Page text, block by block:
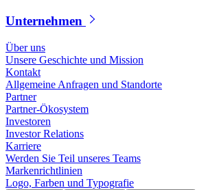
Unternehmen
Über uns
Unsere Geschichte und Mission
Kontakt
Allgemeine Anfragen und Standorte
Partner
Partner-Ökosystem
Investoren
Investor Relations
Karriere
Werden Sie Teil unseres Teams
Markenrichtlinien
Logo, Farben und Typografie